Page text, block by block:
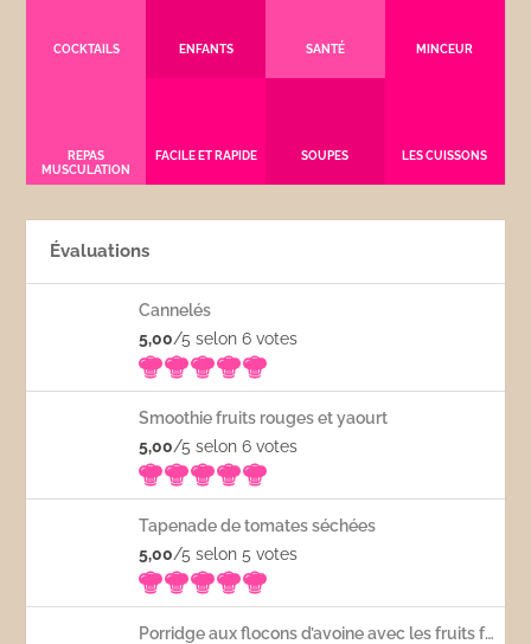
COCKTAILS ENFANTS SANTÉ MINCEUR
REPAS
MUSCULATION
FACILE ET RAPIDE SOUPES LES CUISSONS
Évaluations
Cannelés
5,00/5 selon 6votes
Smoothie fruits rouges et yaourt
5,00/5 selon 6votes
Tapenade de tomates séchées
5,00/5 selon 5votes
Porridge aux flocons d’avoine avec les fruits frais